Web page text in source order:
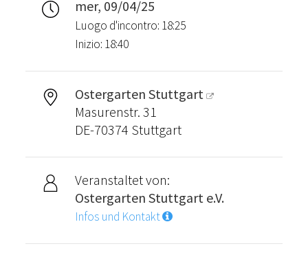
mer, 09/04/25
Luogo d'incontro: 18:25
Inizio: 18:40
Ostergarten Stuttgart
Masurenstr. 31
DE-70374 Stuttgart
Veranstaltet von:
Ostergarten Stuttgart e.V.
Infos und Kontakt